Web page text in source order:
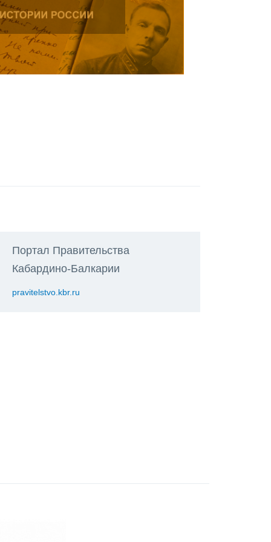
Портал Правительства
Кабардино-Балкарии
pravitelstvo.kbr.ru